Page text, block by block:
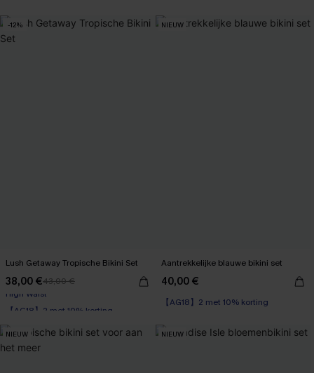
-12%
Lush Getaway Tropische Bikini Set
38,00 €43,00 €
【AG18】2 met 10% korting
NIEUW
Aantrekkelijke blauwe bikini set
40,00 €
【AG18】2 met 10% korting
NIEUW NIEUW